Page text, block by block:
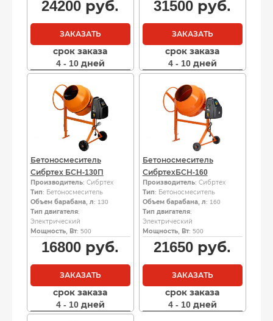
24200 руб.
ЗАКАЗАТЬ
срок заказа
4 - 10 дней
31500 руб.
ЗАКАЗАТЬ
срок заказа
4 - 10 дней
Бетоносмеситель
Сибртех БСН-130П
Производитель: Сибртех
Тип: Бетоносмеситель
Объем барабана, л: 130
Тип двигателя:
Электрический
Мощность, Вт: 500
16800 руб.
ЗАКАЗАТЬ
срок заказа
4 - 10 дней
Бетоносмеситель
СибртехБСН-160
Производитель: Сибртех
Тип: Бетоносмеситель
Объем барабана, л: 160
Тип двигателя:
Электрический
Мощность, Вт: 500
21650 руб.
ЗАКАЗАТЬ
срок заказа
4 - 10 дней